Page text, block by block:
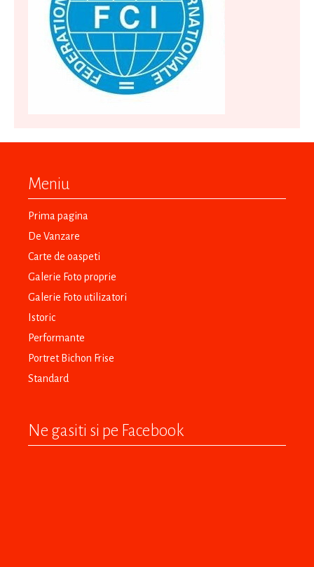
Meniu
Prima pagina
De Vanzare
Carte de oaspeti
Galerie Foto proprie
Galerie Foto utilizatori
Istoric
Performante
Portret Bichon Frise
Standard
Ne gasiti si pe Facebook